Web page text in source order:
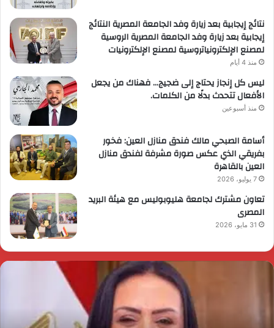
نتائج إيجابية بعد زيارة وفد الجامعة المصرية النتائج
إيجابية بعد زيارة وفد الجامعة المصرية الروسية
لمصنع الإلكترونياتروسية لمصنع الإلكترونيات
منذ 4 أيام
ليس كل إنجاز يحتاج إلى ضجيج… فهناك من يجعل
الأفعال تتحدث بدلًا من الكلمات.
منذ أسبوعين
أسامة الصبحي مالك فندق منازل العين: فخور
بفريقي الذي عكس صورة مشرفة لفندق منازل
العين بالقاهرة
7 يوليو، 2026
تعاون مشترك لجامعة هليوبوليس مع هيئة البريد
المصرى
31 مايو، 2026
رئيس